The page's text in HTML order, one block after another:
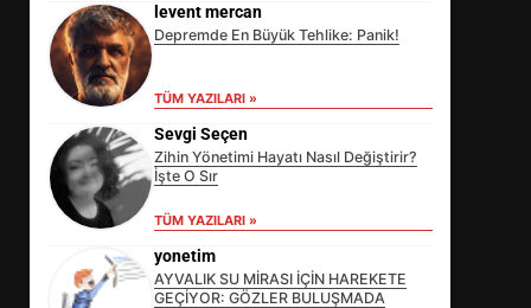
levent mercan
Depremde En Büyük Tehlike: Panik!
TÜM YAZILARI »
Sevgi Seçen
Zihin Yönetimi Hayatı Nasıl Değiştirir?
İşte O Sır
TÜM YAZILARI »
yonetim
AYVALIK SU MİRASI İÇİN HAREKETE
GEÇİYOR: GÖZLER BULUŞMADA
SÜRDÜRÜLEBİLİRLİKTE NE
DEĞİŞECEK?